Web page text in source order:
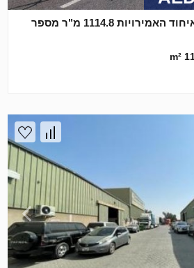
בניין ב Deira, Dubai, איחוד האמירויות 1114.8 מ"ר מספר